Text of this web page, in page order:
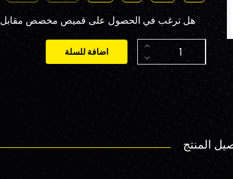
هل ترغب في الحصول على قميص مخصص مقابل 50 درهماً إضافياً؟
اضافة للسلة
المنتج